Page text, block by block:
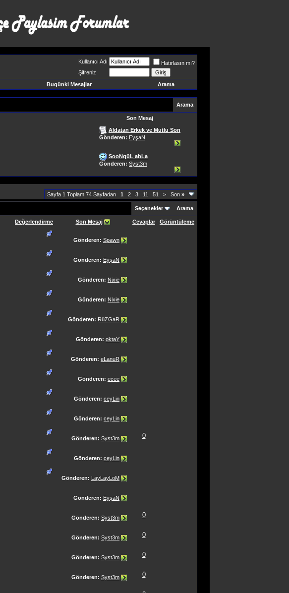
Kullanıcı Adı
Hatırlasın mı?
Şifreniz
Bugünki Mesajlar Arama
Arama
Son Mesaj
Aldatan Erkek ve Mutlu Son
Gönderen: EyşaN
SooNqüL abLa
Gönderen: Syst3m
Sayfa 1 Toplam 74 Sayfadan 1 2 3 11 51 > Son »
Seçenekler Arama
Değerlendirme Son Mesaj Cevaplar Görüntüleme
Gönderen: Spawn
Gönderen: EyşaN
Gönderen: Nixie
Gönderen: Nixie
Gönderen: RüZGaR
Gönderen: oktaY
Gönderen: eLanuR
Gönderen: ecee
Gönderen: ceyLin
Gönderen: ceyLin
Gönderen: Syst3m 0
Gönderen: ceyLin
Gönderen: LayLayLoM
Gönderen: EyşaN
Gönderen: Syst3m 0
Gönderen: Syst3m 0
Gönderen: Syst3m 0
Gönderen: Syst3m 0